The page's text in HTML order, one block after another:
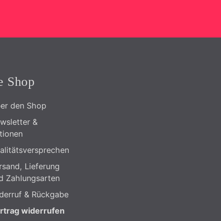
Shop
den Shop
&
Lieferung
Zahlungsarten
& Rückgabe
widerrufen